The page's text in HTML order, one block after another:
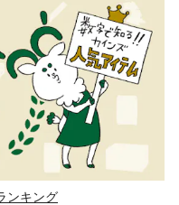
ンキング